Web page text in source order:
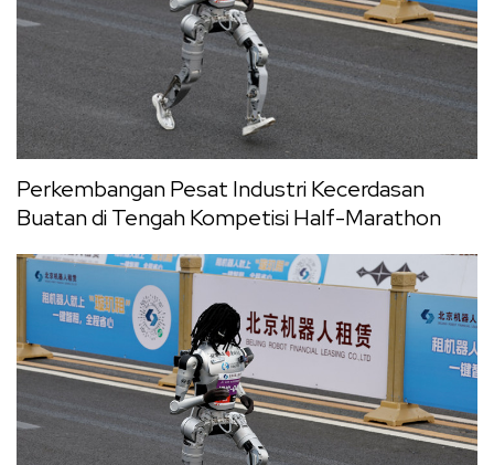
Perkembangan Pesat Industri Kecerdasan
Buatan di Tengah Kompetisi Half-Marathon